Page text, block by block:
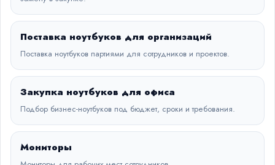
Поставка ноутбуков для организаций
Поставка ноутбуков партиями для сотрудников и проектов.
Закупка ноутбуков для офиса
Подбор бизнес-ноутбуков под бюджет, сроки и требования.
Мониторы